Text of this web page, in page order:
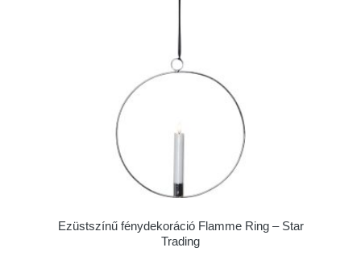
Ezüstszínű fénydekoráció Flamme Ring – Star
Trading